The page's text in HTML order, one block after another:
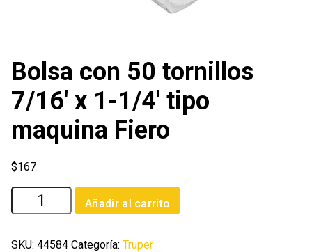
Bolsa con 50 tornillos
7/16′ x 1-1/4′ tipo
maquina Fiero
$167
Bolsa
con
tornillos
Añadir al carrito
SKU: 44584 Categoría: Truper